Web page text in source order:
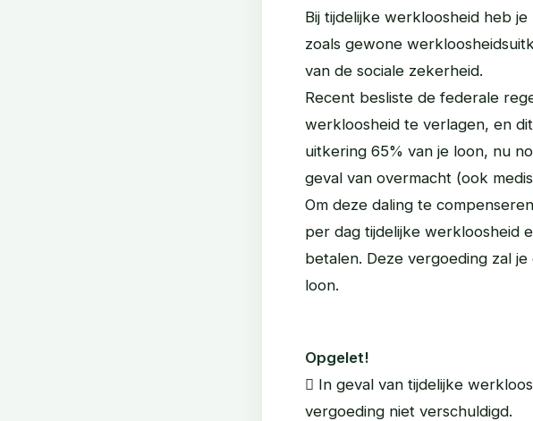
Bij tijdelijke werkloosheid heb
zoals gewone
van de sociale zekerheid.
Recent besliste de federale
werkloosheid te verlagen, en
uitkering 65% van je loon, nu
geval van overmacht (ook
Om deze daling te
per dag tijdelijke werkloosheid
betalen. Deze vergoeding zal
loon.
Opgelet!
 In geval van tijdelijke
vergoeding niet verschuldigd.